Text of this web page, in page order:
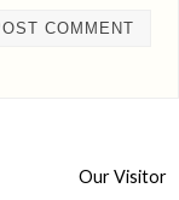
Our Visitor